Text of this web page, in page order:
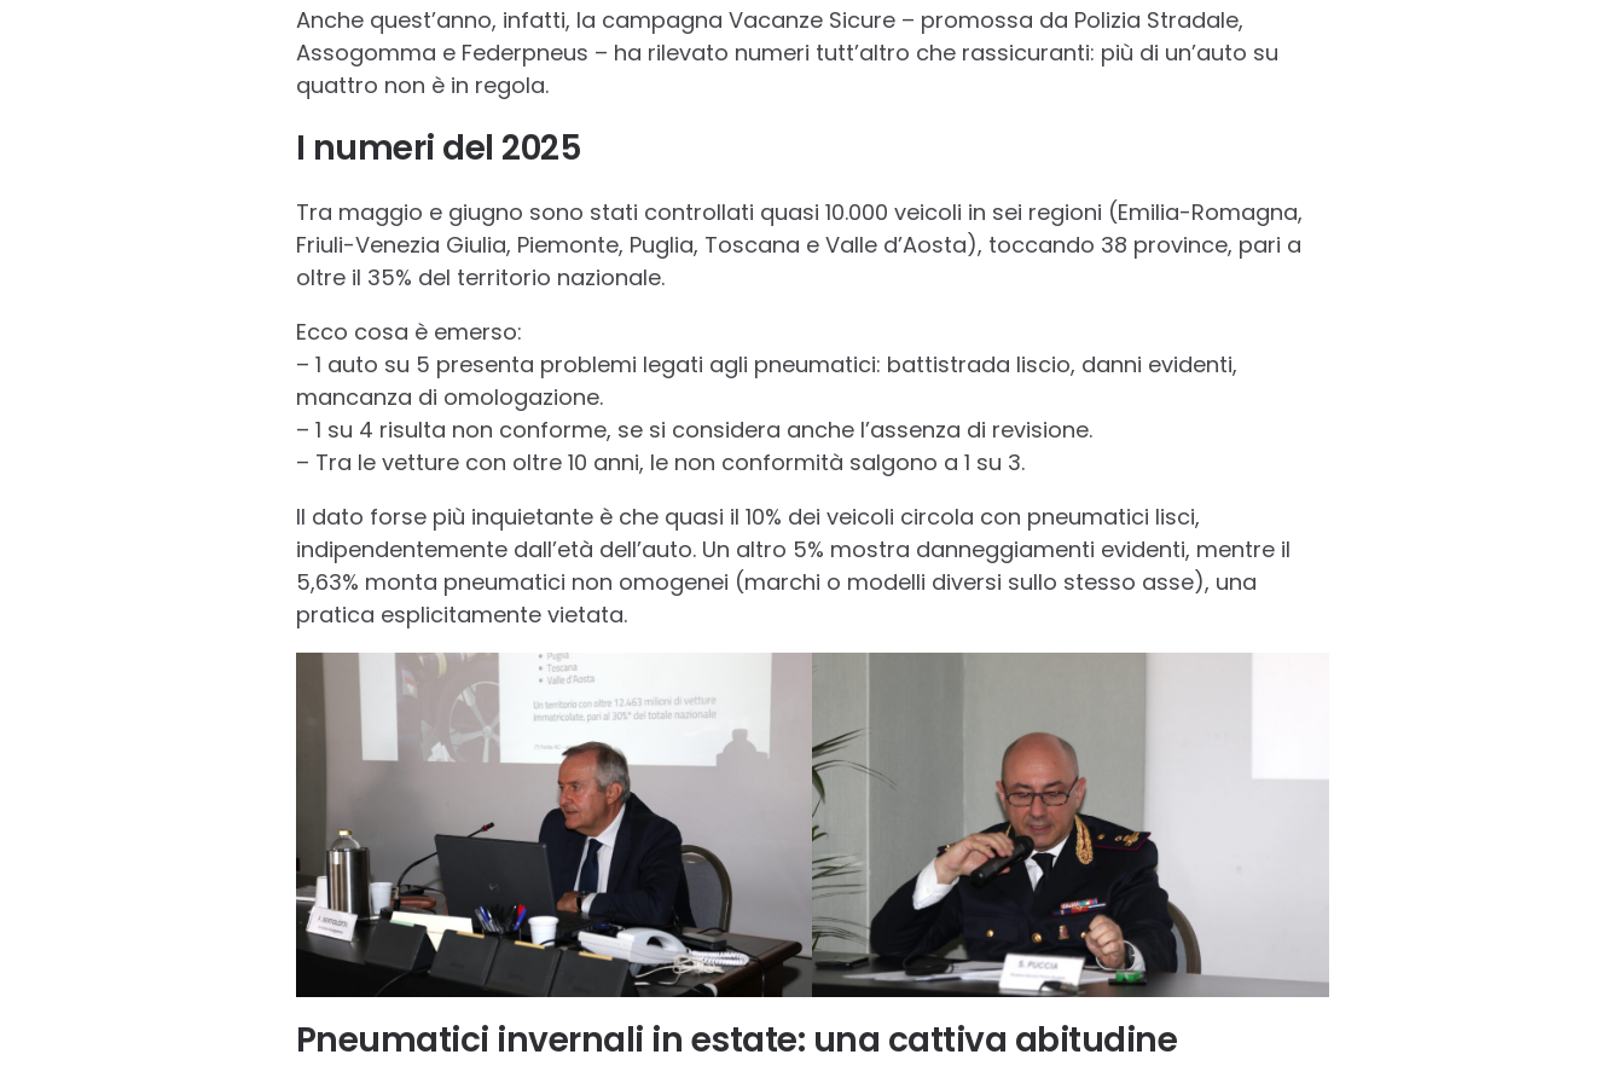
Anche quest’anno, infatti, la campagna Vacanze Sicure – promossa da Polizia Stradale,
Assogomma e Federpneus – ha rilevato numeri tutt’altro che rassicuranti: più di un’auto su
quattro non è in regola.
I numeri del 2025
Tra maggio e giugno sono stati controllati quasi 10.000 veicoli in sei regioni (Emilia-Romagna,
Friuli-Venezia Giulia, Piemonte, Puglia, Toscana e Valle d’Aosta), toccando 38 province, pari a
oltre il 35% del territorio nazionale.
Ecco cosa è emerso:
– 1 auto su 5 presenta problemi legati agli pneumatici: battistrada liscio, danni evidenti,
mancanza di omologazione.
– 1 su 4 risulta non conforme, se si considera anche l’assenza di revisione.
– Tra le vetture con oltre 10 anni, le non conformità salgono a 1 su 3.
Il dato forse più inquietante è che quasi il 10% dei veicoli circola con pneumatici lisci,
indipendentemente dall’età dell’auto. Un altro 5% mostra danneggiamenti evidenti, mentre il
5,63% monta pneumatici non omogenei (marchi o modelli diversi sullo stesso asse), una
pratica esplicitamente vietata.
Pneumatici invernali in estate: una cattiva abitudine